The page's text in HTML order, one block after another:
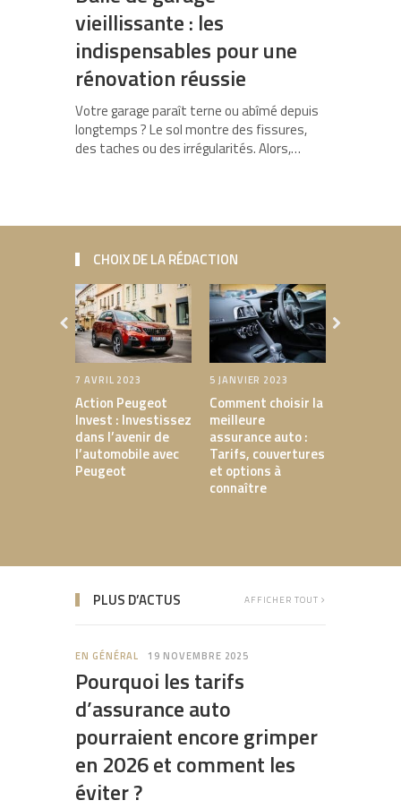
vieillissante : les
indispensables pour une
rénovation réussie
Votre garage paraît terne ou abîmé depuis
longtemps ? Le sol montre des fissures,
des taches ou des irrégularités. Alors,…
CHOIX DE LA RÉDACTION
7 AVRIL 2023
Action Peugeot
Invest : Investissez
dans l’avenir de
l’automobile avec
Peugeot
5 JANVIER 2023
Comment choisir la
meilleure
assurance auto :
Tarifs, couvertures
et options à
connaître
PLUS D’ACTUS AFFICHER TOUT
EN GÉNÉRAL 19 NOVEMBRE 2025
Pourquoi les tarifs
d’assurance auto
pourraient encore grimper
en 2026 et comment les
éviter ?